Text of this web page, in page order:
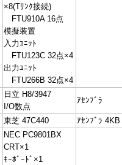
×8(Tﾘﾝｸ接続)
FTU910A 16点
模擬装置
入力ﾕﾆｯﾄ
FTU123C 32点×4
出力ﾕﾆｯﾄ
FTU266B 32点×4
日立 H8/3947
I/O数点
ｱｾﾝﾌﾞﾗ
東芝 47C440 ｱｾﾝﾌﾞﾗ 4KB
NEC PC9801BX
CRT×1
ｷｰﾎﾞｰﾄﾞ×1